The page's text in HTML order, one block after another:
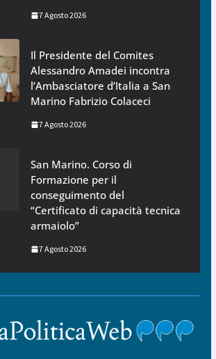
7 Agosto 2026
Il Presidente del Comites
Alessandro Amadei incontra
l’Ambasciatore d’Italia a San
Marino Fabrizio Colaceci
7 Agosto 2026
San Marino. Corso di
Formazione per il
conseguimento del
“Certificato di capacità tecnica
armaiolo”
7 Agosto 2026